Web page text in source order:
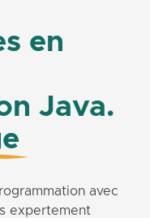
en
Java.
avec
expertement